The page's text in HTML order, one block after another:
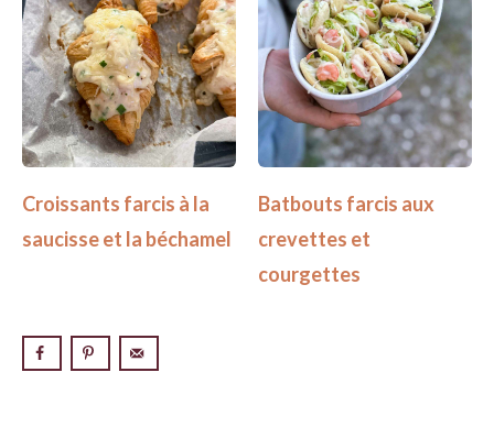
Croissants farcis à la
saucisse et la béchamel
Batbouts farcis aux
crevettes et
courgettes